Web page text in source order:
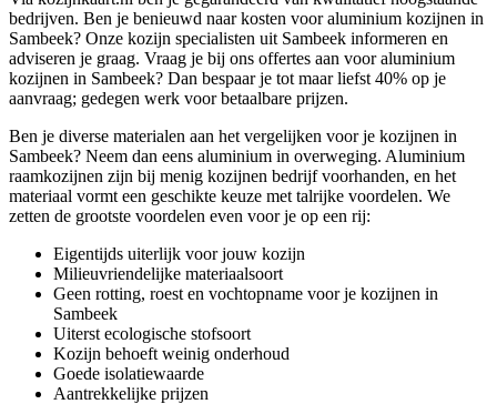
bedrijven. Ben je benieuwd naar kosten voor aluminium kozijnen in
Sambeek? Onze kozijn specialisten uit Sambeek informeren en
adviseren je graag. Vraag je bij ons offertes aan voor aluminium
kozijnen in Sambeek? Dan bespaar je tot maar liefst 40% op je
aanvraag; gedegen werk voor betaalbare prijzen.
Ben je diverse materialen aan het vergelijken voor je kozijnen in
Sambeek? Neem dan eens aluminium in overweging. Aluminium
raamkozijnen zijn bij menig kozijnen bedrijf voorhanden, en het
materiaal vormt een geschikte keuze met talrijke voordelen. We
zetten de grootste voordelen even voor je op een rij:
Eigentijds uiterlijk voor jouw kozijn
Milieuvriendelijke materiaalsoort
Geen rotting, roest en vochtopname voor je kozijnen in
Sambeek
Uiterst ecologische stofsoort
Kozijn behoeft weinig onderhoud
Goede isolatiewaarde
Aantrekkelijke prijzen